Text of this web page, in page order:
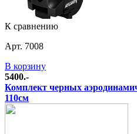
К сравнению
Арт. 7008
В корзину
5400.-
Комплект черных
110см